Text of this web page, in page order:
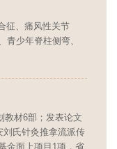
征、痛风性关节
青少年脊柱侧弯、
教材6部；发表论文
刘氏针灸推拿流派传
金面上项目1项，省